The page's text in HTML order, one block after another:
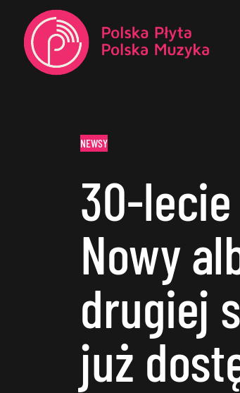
NEWSY
30-lecie
Nowy
drugiej
już